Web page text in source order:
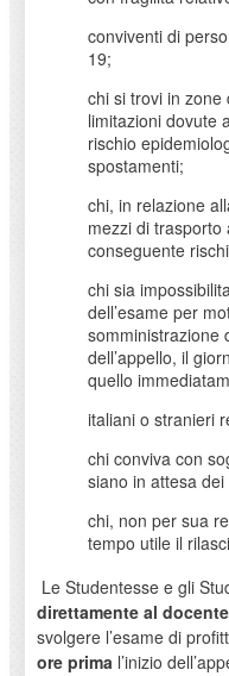
conviventi di
19;
chi si trovi in
limitazioni dovute
rischio
spostamenti;
chi, in relazione
mezzi di
conseguente
chi sia
dell’esame per
somministrazione
dell’appello, il
quello
italiani o stranieri
chi conviva con
siano in attesa
chi, non per sua
tempo utile il
Le Studentesse e gli
direttamente al docente
svolgere l’esame di
ore primal’inizio